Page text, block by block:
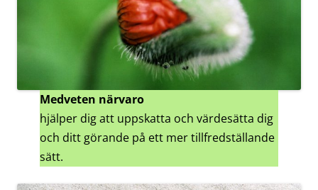
Medveten närvaro
hjälper dig att uppskatta och värdesätta dig
och ditt görande på ett mer tillfredställande
sätt.